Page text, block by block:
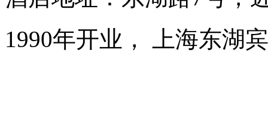
1990年开业， 上海东湖